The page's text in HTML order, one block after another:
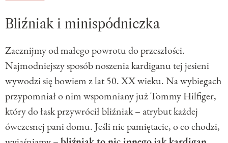
Bliźniak i minispódniczka
Zacznijmy od małego powrotu do przeszłości.
Najmodniejszy sposób noszenia kardiganu tej jesieni
wywodzi się bowiem z lat 50. XX wieku. Na wybiegach
przypomniał o nim wspomniany już Tommy Hilfiger,
który do łask przywrócił bliźniak – atrybut każdej
ówczesnej pani domu. Jeśli nie pamiętacie, o co chodzi,